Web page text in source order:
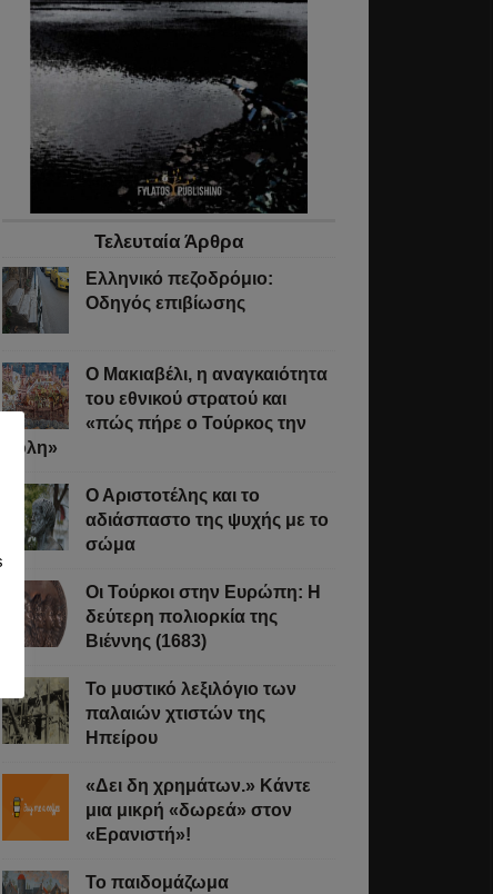
Τελευταία Άρθρα
Ελληνικό πεζοδρόμιο:
Οδηγός επιβίωσης
Ο Μακιαβέλι, η αναγκαιότητα
του εθνικού στρατού και
«πώς πήρε ο Τούρκος την
Πόλη»
Ο Αριστοτέλης και το
αδιάσπαστο της ψυχής με το
σώμα
Οι Τούρκοι στην Ευρώπη: Η
δεύτερη πολιορκία της
Βιέννης (1683)
Το μυστικό λεξιλόγιο των
παλαιών χτιστών της
Ηπείρου
«Δει δη χρημάτων.» Κάντε
μια μικρή «δωρεά» στον
«Ερανιστή»!
Το παιδομάζωμα